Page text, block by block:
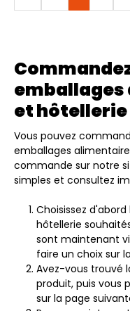
et hôtellerie
Vous pouvez
emballages
commande sur notre
simples et consultez
Choisissez
hôtellerie
sont maintenant
faire un choix sur
Avez-vous trouvé
produit, puis vous
sur la page